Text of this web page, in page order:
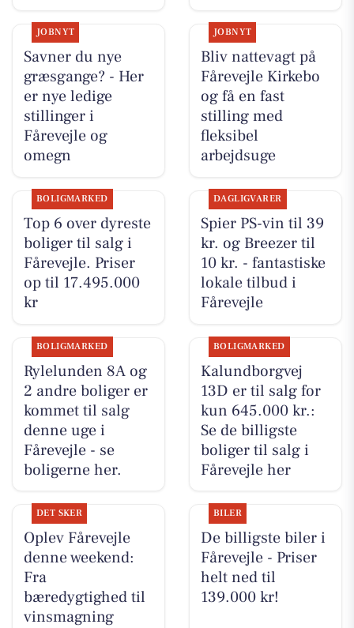
JOBNYT
Savner du nye
græsgange? - Her
er nye ledige
stillinger i
Fårevejle og
omegn
JOBNYT
Bliv nattevagt på
Fårevejle Kirkebo
og få en fast
stilling med
fleksibel
arbejdsuge
BOLIGMARKED
Top 6 over dyreste
boliger til salg i
Fårevejle. Priser
op til 17.495.000
kr
DAGLIGVARER
Spier PS-vin til 39
kr. og Breezer til
10 kr. - fantastiske
lokale tilbud i
Fårevejle
BOLIGMARKED
Rylelunden 8A og
2 andre boliger er
kommet til salg
denne uge i
Fårevejle - se
boligerne her.
BOLIGMARKED
Kalundborgvej
13D er til salg for
kun 645.000 kr.:
Se de billigste
boliger til salg i
Fårevejle her
DET SKER
Oplev Fårevejle
denne weekend:
Fra
bæredygtighed til
vinsmagning
BILER
De billigste biler i
Fårevejle - Priser
helt ned til
139.000 kr!